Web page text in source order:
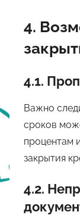
4.
4.1.
Важно
сроков
процентам
закрытия
4.2.